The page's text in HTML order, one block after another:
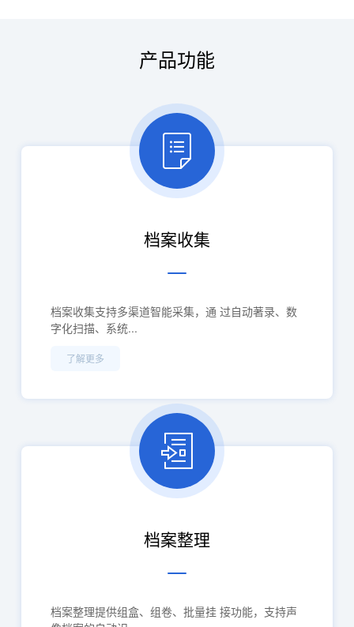
产品功能
档案收集
档案收集支持多渠道智能采集，通 过自动著录、数
字化扫描、系统...
了解更多
档案整理
档案整理提供组盒、组卷、批量挂 接功能，支持声